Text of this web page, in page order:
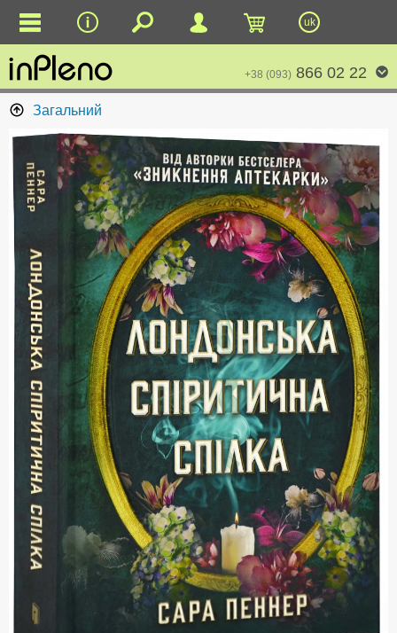
uk
+38 (093) 866 02 22
Загальний